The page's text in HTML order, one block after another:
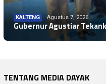
KALTENG Agustus 7, 2026
Gubernur Agustiar
TENTANG MEDIA DAYAK